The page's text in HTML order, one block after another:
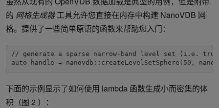
的 网格生成器工具允许您直接在内存中构建 NanoVDB 网
格。提供了一些简单原语的函数来帮助您入门：
// generate a sparse narrow-band level set (i.e.
auto handle = nanovdb::createLevelSetSphere(50,
下面的示例显示了如何使用 lambda 函数生成小而密集的体
积（图 2 ）：